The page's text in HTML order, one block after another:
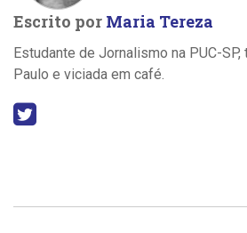
Escrito por Maria Tereza
Estudante de Jornalismo na PUC-
Paulo e viciada em café.